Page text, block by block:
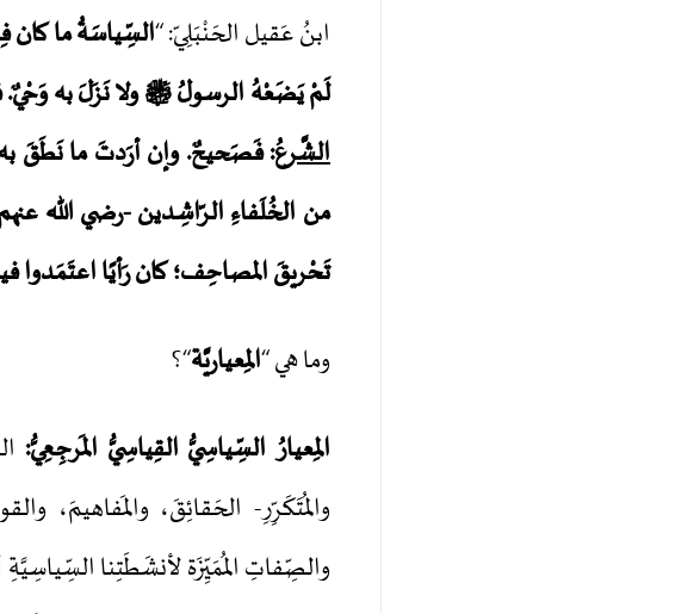
ابنُ عَقيل الحَنْبَلِيّ: “السِّياسَةُ ما كان
لَمْ يَضَعْهُ الرسولُ ﷺ ولا نَزَلَ به وَحْيٌ.
الشَّرعُ: فَصَحيحٌ. وإن أرَدتَ ما نَطَقَ
من الخُلَفاءِ الرّاشِدين-رضي الله
تَحْريقَ المصاحِف؛ كان رَأيًا
وما هي “المِعياريَّة“؟
المِعيارُ السِّياسِيُّ القِياسِيُّ المَرجِعِيُّ:
والمُتَكَرِّرِ- الحَقائِقَ، والمَفاهيمَ،